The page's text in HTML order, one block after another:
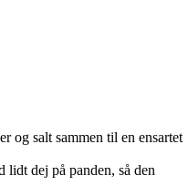
og salt sammen til en ensartet
dej på panden, så den